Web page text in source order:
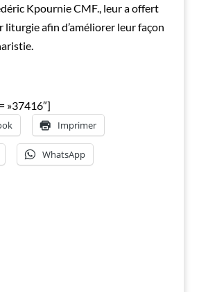
Kpournie CMF., leur a offert
liturgie afin d’améliorer leur façon
»37416″]
Imprimer
WhatsApp